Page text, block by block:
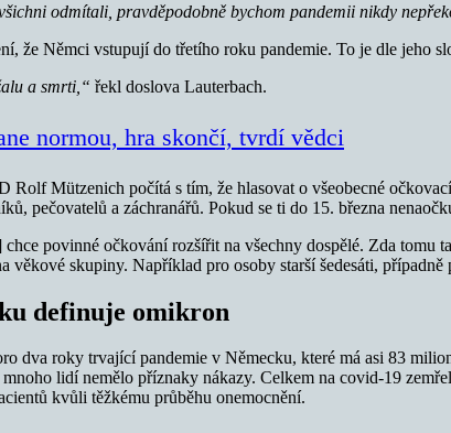
odmítali, pravděpodobně bychom pandemii nikdy
že Němci vstupují do třetího roku pandemie. To je dle jeho
a smrti,“ řekl doslova Lauterbach.
normou, hra skončí, tvrdí vědci
Rolf Mützenich počítá s tím, že hlasovat o všeobecné
pečovatelů a záchranářů. Pokud se ti do 15. března
povinné očkování rozšířit na všechny dospělé. Zda tomu
věkové skupiny. Například pro osoby starší šedesáti, případně
definuje omikron
dva roky trvající pandemie v Německu, které má asi 83
lidí nemělo příznaky nákazy. Celkem na covid-19
kvůli těžkému průběhu onemocnění.